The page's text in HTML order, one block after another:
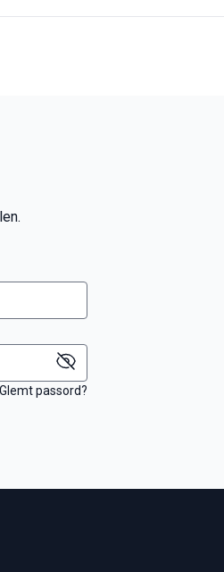
passord?